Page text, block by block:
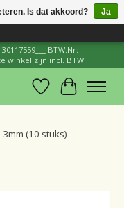
×
BTW.Nr:
winkel zijn incl. BTW.
Verlanglijst
(10 stuks)
Is dat akkoord?
Ja